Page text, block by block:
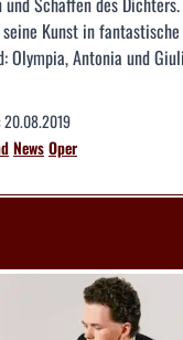
Kunst in
Olympia, Antonia und
20.08.2019
NewsOper